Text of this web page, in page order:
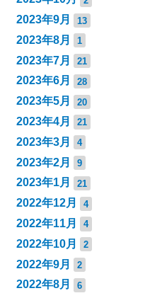
2023年9月 13
2023年8月 1
2023年7月 21
2023年6月 28
2023年5月 20
2023年4月 21
2023年3月 4
2023年2月 9
2023年1月 21
2022年12月 4
2022年11月 4
2022年10月 2
2022年9月 2
2022年8月 6